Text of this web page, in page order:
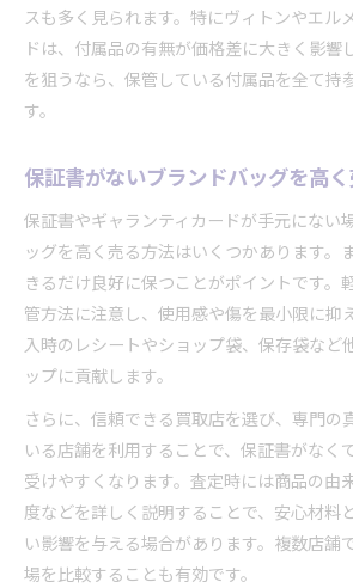
スも多く見られます。特にヴィトンやエル
ドは、付属品の有無が価格差に大きく影響
を狙うなら、保管している付属品を全て持
す。
保証書がないブランドバッグを高
保証書やギャランティカードが手元にない
ッグを高く売る方法はいくつかあります。
きるだけ良好に保つことがポイントです。
管方法に注意し、使用感や傷を最小限に抑
入時のレシートやショップ袋、保存袋など
ップに貢献します。
さらに、信頼できる買取店を選び、専門の
いる店舗を利用することで、保証書がなく
受けやすくなります。査定時には商品の由
度などを詳しく説明することで、安心材料
い影響を与える場合があります。複数店舗
場を比較することも有効です。